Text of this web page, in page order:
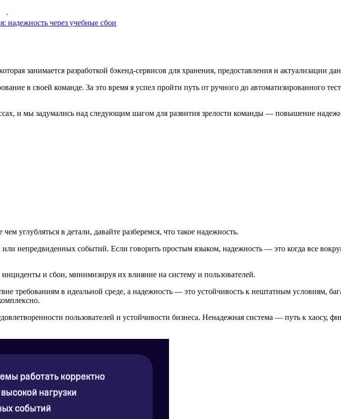
.
надежность через учебные сбои
занимается разработкой бэкенд-сервисов для хранения, предоставления и актуализации
в своей команде. За это время я успел пройти путь от ручного до автоматизированного
и мы задумались над следующим шагом для развития зрелости команды — повышение
углубляться в детали, давайте разберемся, что такое надежность.
непредвиденных событий. Если говорить простым языком, надежность — это когда все
и сбои, минимизируя их влияние на систему и пользователей.
требованиям в идеальной среде, а надежность — это устойчивость к нештатным условиям,
пользователей и устойчивости бизнеса. Ненадежная система — путь к хаосу,